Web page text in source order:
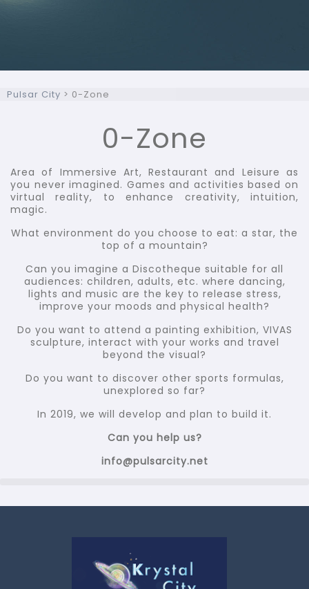
Pulsar City > 0-Zone
0-Zone
Area of ​​Immersive Art, Restaurant and Leisure as
you never imagined. Games and activities based on
virtual reality, to enhance creativity, intuition,
magic.
What environment do you choose to eat: a star, the
top of a mountain?
Can you imagine a Discotheque suitable for all
audiences: children, adults, etc. where dancing,
lights and music are the key to release stress,
improve your moods and physical health?
Do you want to attend a painting exhibition, VIVAS
sculpture, interact with your works and travel
beyond the visual?
Do you want to discover other sports formulas,
unexplored so far?
In 2019, we will develop and plan to build it.
Can you help us?
info@pulsarcity.net